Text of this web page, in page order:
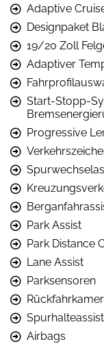
Adaptive
Designpaket
19/20 Zoll
Adaptiver
Start-Stopp-
Progressive
Park Assist
Park Distance
Lane Assist
Parksensoren
Airbags